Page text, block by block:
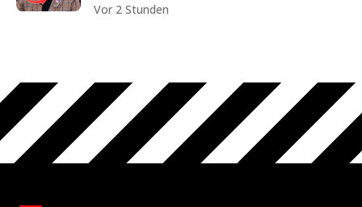
Vor 2 Stunden